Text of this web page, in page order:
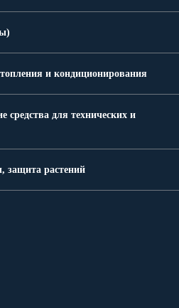
и кондиционирования
для технических и
защита растений